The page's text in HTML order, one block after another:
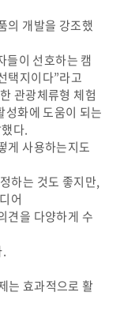
의 개발을 강조했
들이 선호하는 캠
택지이다”라고
관광체류형 체험
성화에 도움이 되는
다.
게 사용하는지도
하는 것도 좋지만,
어
견을 다양하게 수
.
는 효과적으로 활